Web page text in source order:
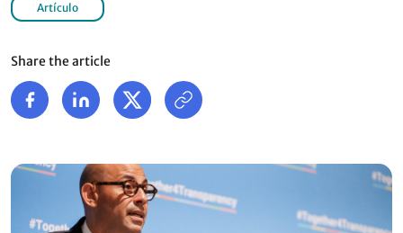
Artículo
Share the article